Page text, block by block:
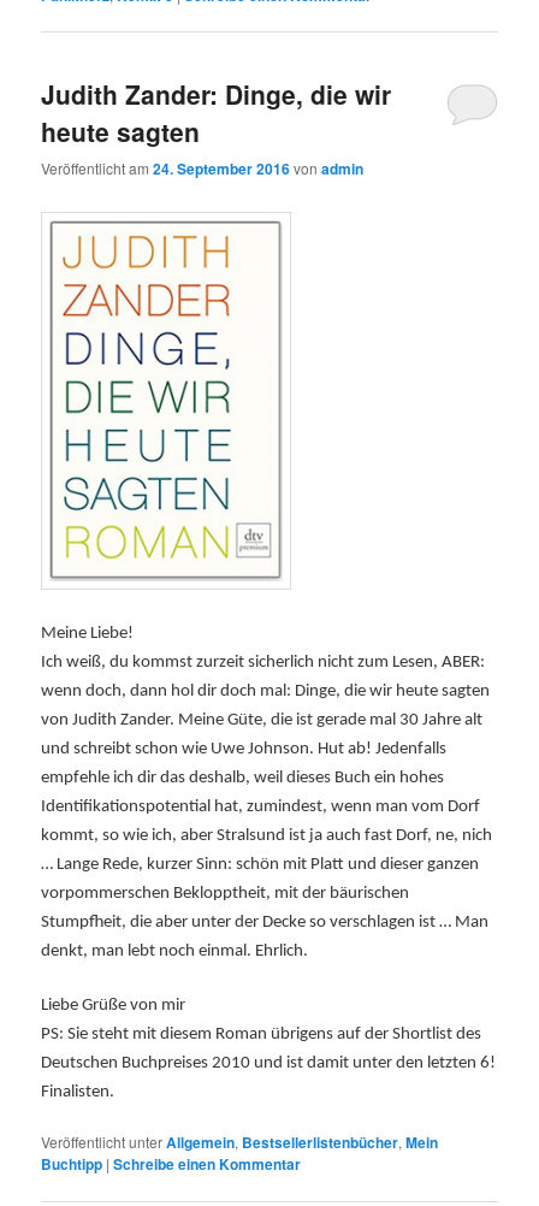
Judith Zander: Dinge, die wir
heute sagten
Veröffentlicht am24. September 2016vonadmin
Meine Liebe!
Ich weiß, du kommst zurzeit sicherlich nicht zum Lesen, ABER:
wenn doch, dann hol dir doch mal: Dinge, die wir heute sagten
von Judith Zander. Meine Güte, die ist gerade mal 30 Jahre alt
und schreibt schon wie Uwe Johnson. Hut ab! Jedenfalls
empfehle ich dir das deshalb, weil dieses Buch ein hohes
Identifikationspotential hat, zumindest, wenn man vom Dorf
kommt, so wie ich, aber Stralsund ist ja auch fast Dorf, ne, nich
… Lange Rede, kurzer Sinn: schön mit Platt und dieser ganzen
vorpommerschen Beklopptheit, mit der bäurischen
Stumpfheit, die aber unter der Decke so verschlagen ist … Man
denkt, man lebt noch einmal. Ehrlich.
Liebe Grüße von mir
PS: Sie steht mit diesem Roman übrigens auf der Shortlist des
Deutschen Buchpreises 2010 und ist damit unter den letzten 6!
Finalisten.
Veröffentlicht unterAllgemein, Bestsellerlistenbücher,Mein
Buchtipp |Schreibe einen Kommentar